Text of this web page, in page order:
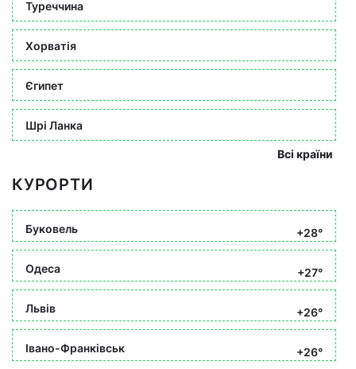
Туреччина
Хорватія
Єгипет
Шрі Ланка
Всі країни
КУРОРТИ
Буковель +28°
Одеса +27°
Львів +26°
Івано-Франківськ +26°